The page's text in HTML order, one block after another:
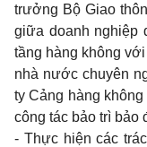
trưởng Bộ Giao
giữa doanh nghiệp
tầng hàng không
nhà nước chuyên
ty Cảng hàng
công tác bảo trì bảo
- Thực hiện các